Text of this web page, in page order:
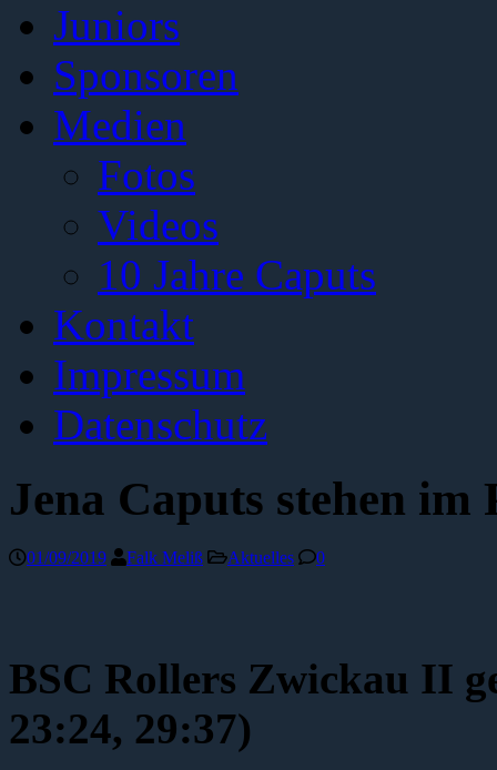
Juniors
Sponsoren
Medien
Fotos
Videos
10 Jahre Caputs
Kontakt
Impressum
Datenschutz
Jena Caputs stehen im
01/09/2019 Falk Meliß Aktuelles 0
BSC Rollers Zwickau II
23:24, 29:37)